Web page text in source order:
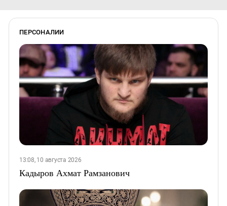
ПЕРСОНАЛИИ
13:08, 10 августа 2026
Кадыров Ахмат Рамзанович